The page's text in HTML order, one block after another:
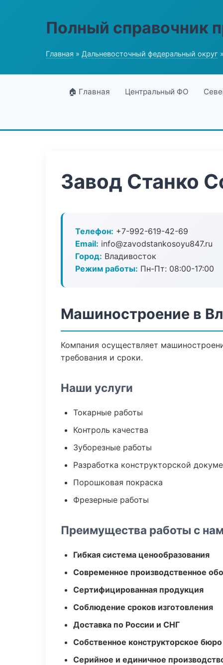
Полный справочник
Главная » Дальневосточный федеральный округ
🏠 Главная Центральный ФО
Завод Станко
Телефон: +7-992-619-42-69
Email: info@zavodstankosoyu847.ru
Город: Владивосток
Режим работы: Пн-Пт: 08:00-17:00
Машиностроение в
Компания осуществляет
требования и сроки.
Наши услуги
Токарные работы
Контроль качества
Зуборезные работы
Разработка конструкторской
Порошковая покраска
Фрезерные работы
Преимущества работы с
Гибкая система ценообразования
Современное производственное
Сертифицированная продукция
Соблюдение сроков изготовления
Доставка по России и СНГ
Собственное конструкторское бюро
Серийное и единичное